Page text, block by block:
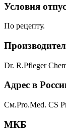
Условия
По рецепту.
Dr. R.Pfleger
Адрес в
См.Pro.Med. CS
МКБ